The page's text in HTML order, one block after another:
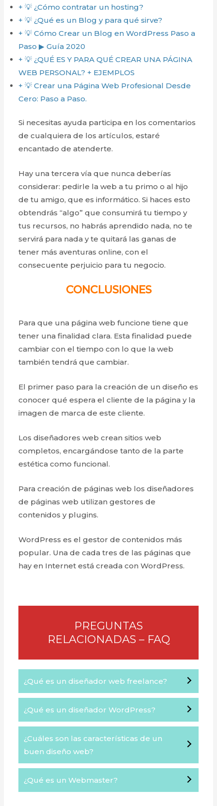
+ 💡 ¿Cómo contratar un hosting?
+ 💡 ¿Qué es un Blog y para qué sirve?
+ 💡 Cómo Crear un Blog en WordPress Paso a
Paso ▶ Guía 2020
+ 💡 ¿QUÉ ES Y PARA QUÉ CREAR UNA PÁGINA
WEB PERSONAL? + EJEMPLOS
+ 💡 Crear una Página Web Profesional Desde
Cero: Paso a Paso.
Si necesitas ayuda participa en los comentarios
de cualquiera de los artículos, estaré
encantado de atenderte.
Hay una tercera vía que nunca deberías
considerar: pedirle la web a tu primo o al hijo
de tu amigo, que es informático. Si haces esto
obtendrás “algo” que consumirá tu tiempo y
tus recursos, no habrás aprendido nada, no te
servirá para nada y te quitará las ganas de
tener más aventuras online, con el
consecuente perjuicio para tu negocio.
CONCLUSIONES
Para que una página web funcione tiene que
tener una finalidad clara. Esta finalidad puede
cambiar con el tiempo con lo que la web
también tendrá que cambiar.
El primer paso para la creación de un diseño es
conocer qué espera el cliente de la página y la
imagen de marca de este cliente.
Los diseñadores web crean sitios web
completos, encargándose tanto de la parte
estética como funcional.
Para creación de páginas web los diseñadores
de páginas web utilizan gestores de
contenidos y plugins.
WordPress es el gestor de contenidos más
popular. Una de cada tres de las páginas que
hay en Internet está creada con WordPress.
PREGUNTAS
RELACIONADAS – FAQ
¿Qué es un diseñador web freelance?
¿Qué es un diseñador WordPress?
¿Cuáles son las características de un
buen diseño web?
¿Qué es un Webmaster?